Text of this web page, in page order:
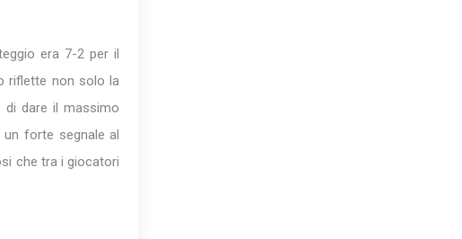
era 7-2 per il
riflette non solo la
di dare il massimo
forte segnale al
che tra i giocatori